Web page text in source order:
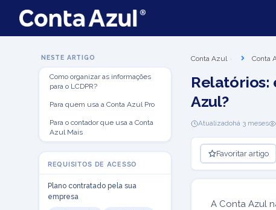
NESTE ARTIGO
Como organizar as informações
para o LCDPR?
Para quem usa a Conta Azul Pro
Para o contador que usa a Conta
Azul Mais
REQUISITOS DE ACESSO
Plano contratado pela sua
empresa
Conta Azul Conta
Relatórios:
Azul?
Atualizadohá 3 meses
Favoritar artigo
A Conta Azul